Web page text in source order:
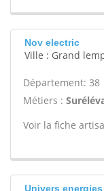
Nov electric
Ville : Grand
Département: 38
Métiers :
Voir la fiche
Univers energies